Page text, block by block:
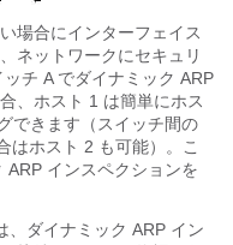
場合にインターフェイス
ネットワークにセキュリ
チ A でダイナミック ARP
、ホスト 1 は簡単にホス
できます（スイッチ間の
はホスト 2 も可能）。こ
インスペクションを
、ダイナミック ARP イン